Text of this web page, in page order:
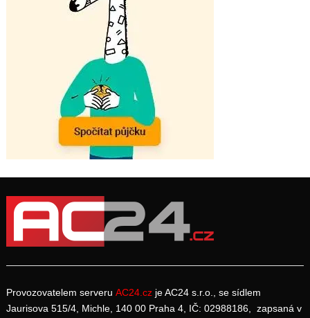
Provozovatelem serveru AC24.cz je AC24 s.r.o., se sídlem
Jaurisova 515/4, Michle, 140 00 Praha 4, IČ: 02988186, zapsaná v